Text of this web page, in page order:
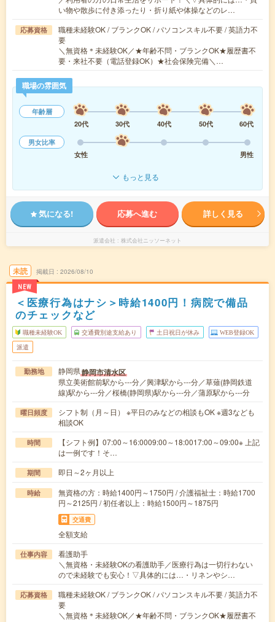
い物や散歩に付き添ったり・折り紙や体操などのレ…
応募資格
職種未経験OK / ブランクOK / パソコンスキル不要 / 英語力不
要
＼無資格＊未経験OK／★年齢不問・ブランクOK★履歴書不
要・来社不要（電話登録OK）★社会保険完備＼…
職場の雰囲気
年齢層
20代
30代 40代 50代
60代
男女比率
女性
男性
もっと見る
気になる! 応募へ進む 詳しく見る
派遣会社 株式会社ニッソーネット
未読
NEW
掲載日 2026/08/10
＜医療行為はナシ＞時給1400円！病院で備品
のチェックなど
職種未経験OK 交通費別途支給あり 土日祝日が休み WEB登録OK
派遣
勤務地 静岡県静岡市清水区
県立美術館前駅から---分／興津駅から---分／草薙(静岡鉄道
線)駅から---分／桜橋(静岡県)駅から---分／蒲原駅から---分
曜日頻度
シフト制（月～日） ※平日のみなどの相談もOK ※週3なども
相談OK
時間
【シフト例】07:00～16:0009:00～18:0017:00～09:00※ 上記
は一例です！そ…
期間 即日～2ヶ月以上
時給
無資格の方：時給1400円～1750円 / 介護福祉士：時給1700
円～2125円 / 初任者以上：時給1500円～1875円
交通費
全額支給
仕事内容
看護助手
＼無資格・未経験OKの看護助手／医療行為は一切行わない
ので未経験でも安心！▽具体的には…・リネンやシ…
応募資格
職種未経験OK / ブランクOK / パソコンスキル不要 / 英語力不
要
＼無資格＊未経験OK／★年齢不問・ブランクOK★履歴書不